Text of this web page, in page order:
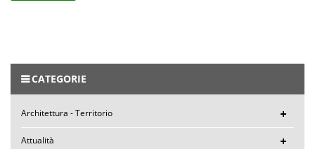
CATEGORIE
Architettura - Territorio
Attualità